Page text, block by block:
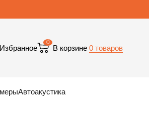
Избранное
0
В корзине 0 товаров
Автоакустика